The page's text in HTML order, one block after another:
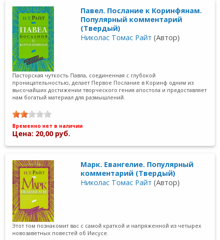
Павел. Послание к Коринфянам.
Популярный комментарий
(Твердый)
Николас Томас Райт (Автор)
Пасторская чуткость Павла, соединенная с глубокой
проницательностью, делает Первое Послание в Коринф одним из
высочайших достижении творческого гения апостола и предоставляет
нам богатый материал для размышлений.
Временно нет в наличии
Цена: 20,00 руб.
Марк. Евангелие. Популярный
комментарий (Твердый)
Николас Томас Райт (Автор)
Этот том познакомит вас с самой краткой и напряженной из четырех
новозаветных повестей об Иисусе.